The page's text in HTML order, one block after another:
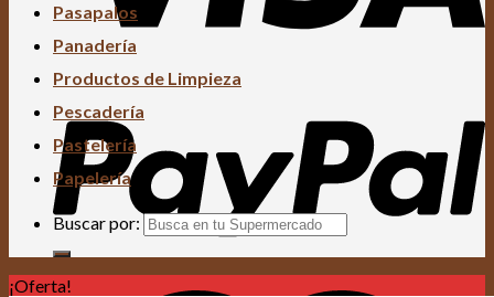
Pasapalos
Panadería
Productos de Limpieza
Pescadería
Pastelería
Papelería
Buscar por:
¡Oferta!